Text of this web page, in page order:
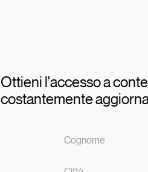
Ottieni l'accesso a
costantemente